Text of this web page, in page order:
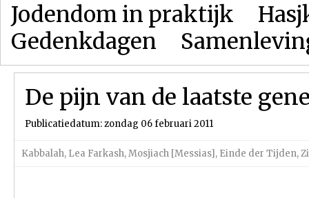
Jodendom in praktijk
Gedenkdagen
De pijn van de laatste
Publicatiedatum: zondag 06 februari 2011
Kabbalah, Lea Farkash,Mosjiach [Messias], Einde der Tijden,